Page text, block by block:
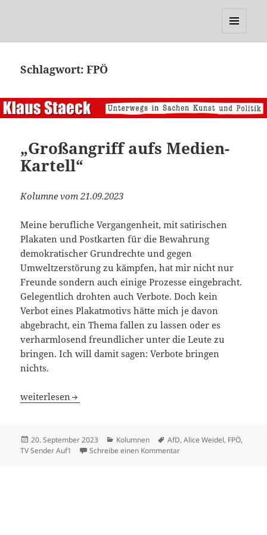
Schlagwort:FPÖ
„Großangriff aufs Medien-
Kartell“
Kolumne vom 21.09.2023
Meine berufliche Vergangenheit, mit satirischen
Plakaten und Postkarten für die Bewahrung
demokratischer Grundrechte und gegen
Umweltzerstörung zu kämpfen, hat mir nicht nur
Freunde sondern auch einige Prozesse eingebracht.
Gelegentlich drohten auch Verbote. Doch kein
Verbot eines Plakatmotivs hätte mich je davon
abgebracht, ein Thema fallen zu lassen oder es
verharmlosend freundlicher unter die Leute zu
bringen. Ich will damit sagen: Verbote bringen
nichts.
„Großangriff aufs Medien-Kartell“
weiterlesen
Veröffentlicht
am
20. September 2023 Kategorien
Kolumnen Schlagwörter
AfD,Alice Weidel, FPÖ,
TV Sender Auf1
Schreibe einen Kommentarzu „Großangriff aufs